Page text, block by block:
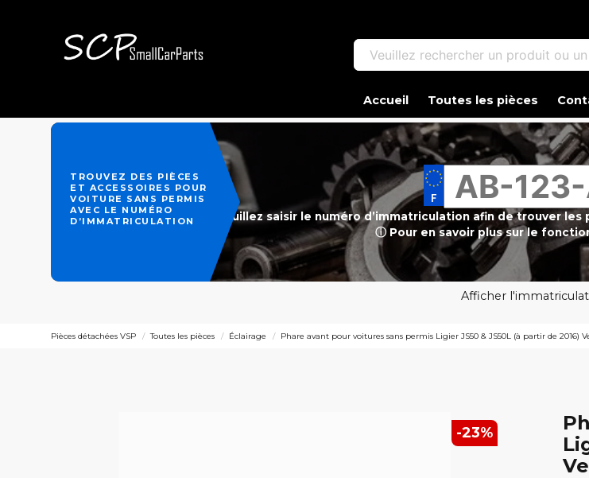
Veuillez rechercher un produit ou un
Accueil Toutes les pièces
TROUVEZ DES PIÈCES
ET ACCESSOIRES POUR
VOITURE SANS PERMIS
AVEC LE NUMÉRO
D’IMMATRICULATION
Veuillez saisir le numéro d’immatriculation afin de trouver
ⓘ Pour en savoir plus sur le
Afficher
Pièces détachées VSP Toutes les pièces Éclairage Phare avant pour voitures sans permis Ligier JS50 & JS50L (à partir de 2016)
-23%